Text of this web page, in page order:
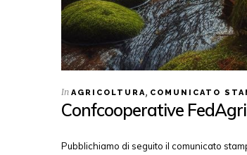
In AGRICOLTURA, COMUNICATO
Confcooperative
Pubblichiamo di seguito il comunicato